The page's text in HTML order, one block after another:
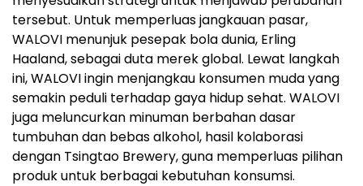
tersebut. Untuk memperluas jangkauan pasar,
WALOVI menunjuk pesepak bola dunia, Erling
Haaland, sebagai duta merek global. Lewat langkah
ini, WALOVI ingin menjangkau konsumen muda yang
semakin peduli terhadap gaya hidup sehat. WALOVI
juga meluncurkan minuman berbahan dasar
tumbuhan dan bebas alkohol, hasil kolaborasi
dengan Tsingtao Brewery, guna memperluas pilihan
produk untuk berbagai kebutuhan konsumsi.